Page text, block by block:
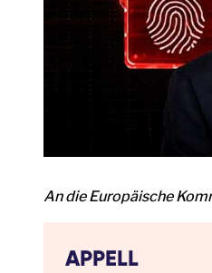
An die Europäische
APPELL